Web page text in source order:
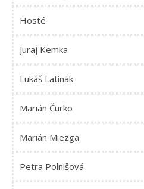
Hosté
Juraj Kemka
Lukáš Latinák
Marián Čurko
Marián Miezga
Petra Polnišová